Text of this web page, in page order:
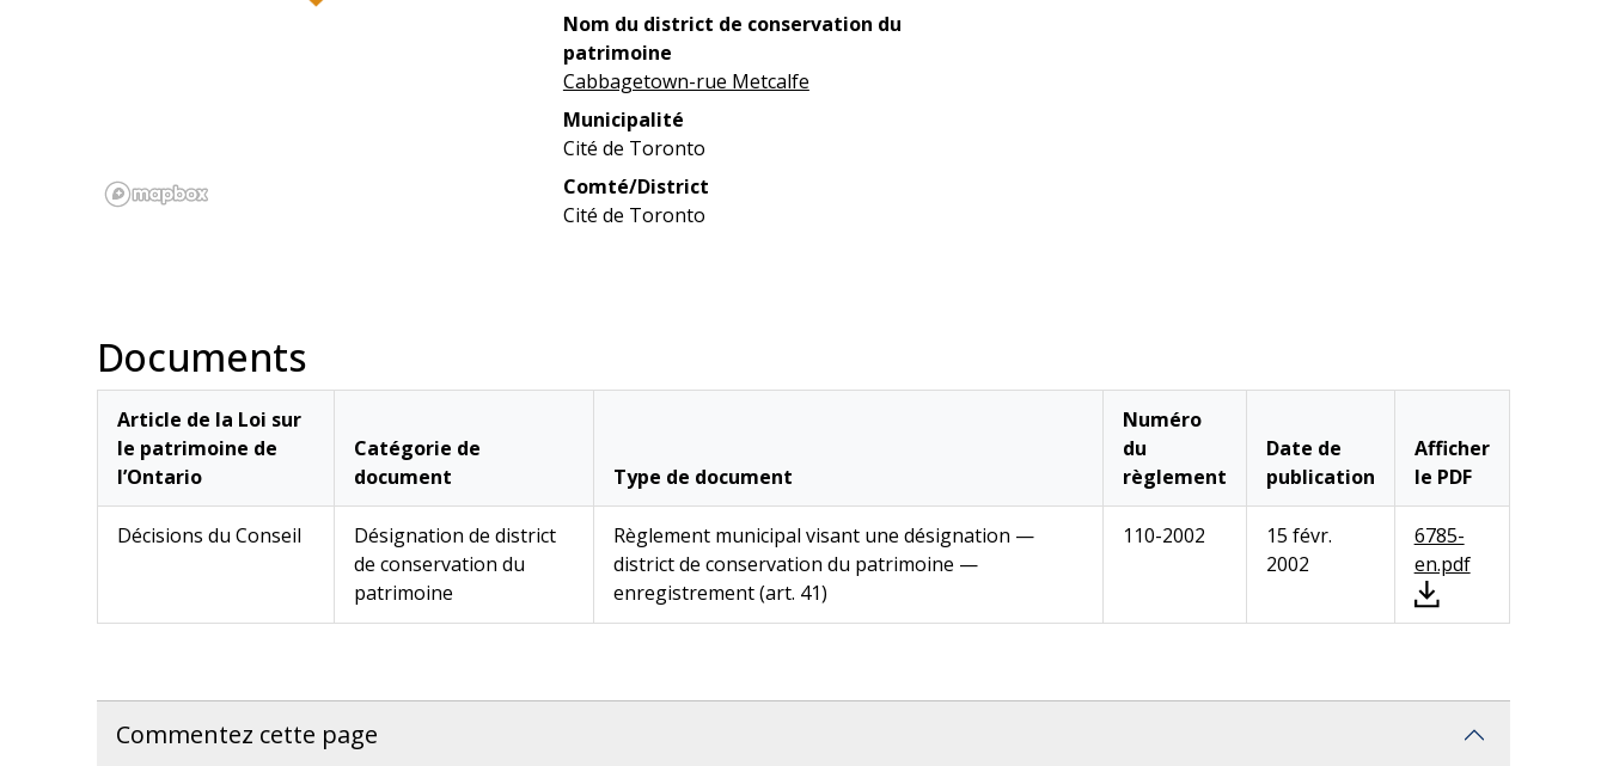
Nom du district de conservation du
patrimoine
Cabbagetown-rue Metcalfe
Municipalité
Cité de Toronto
Comté/District
Cité de Toronto
Documents
Article de la Loi sur
le patrimoine de
l’Ontario
Catégorie de
document
Type de document
Numéro
du
règlement
Date de
publication
Afficher
le PDF
Décisions du Conseil
Désignation de district
de conservation du
patrimoine
Règlement municipal visant une désignation —
district de conservation du patrimoine —
enregistrement (art. 41)
110-2002
15 févr.
2002
6785-
en.pdf
Commentez cette page